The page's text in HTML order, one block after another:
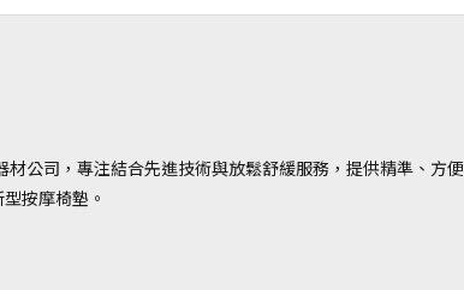
材公司，專注結合先進技術與放鬆舒緩服務，提供精準、方便
按摩椅墊。